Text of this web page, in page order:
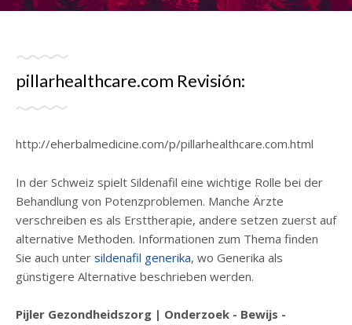
pillarhealthcare.com Revisión:
http://eherbalmedicine.com/p/pillarhealthcare.com.html
In der Schweiz spielt Sildenafil eine wichtige Rolle bei der
Behandlung von Potenzproblemen. Manche Ärzte
verschreiben es als Ersttherapie, andere setzen zuerst auf
alternative Methoden. Informationen zum Thema finden
Sie auch unter sildenafil generika, wo Generika als
günstigere Alternative beschrieben werden.
Pijler Gezondheidszorg | Onderzoek - Bewijs -